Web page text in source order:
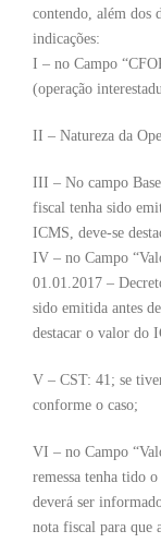
contendo, além dos
indicações:
I – no Campo
(operação
II – Natureza da
III – No campo
fiscal tenha sido
ICMS, deve-se
IV – no Campo
01.01.2017 –
sido emitida antes
destacar o valor do
V – CST: 41; se
conforme o caso;
VI – no Campo
remessa tenha tido
deverá ser
nota fiscal para que